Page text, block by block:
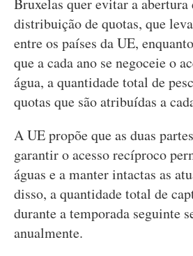
Bruxelas quer evitar a abertura
distribuição de quotas, que
entre os países da UE,
que a cada ano se negoceie o
água, a quantidade total de
quotas que são atribuídas a
A UE propõe que as duas
garantir o acesso recíproco
águas e a manter intactas as
disso, a quantidade total de
durante a temporada seguinte
anualmente.